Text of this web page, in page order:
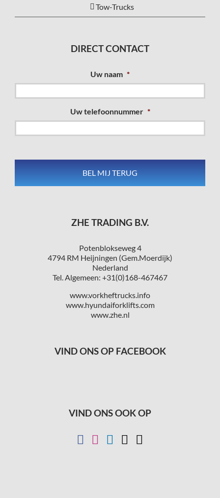
Tow-Trucks
DIRECT CONTACT
Uw naam *
Uw telefoonnummer *
ZHE TRADING B.V.
Potenblokseweg 4
4794 RM Heijningen (Gem.Moerdijk)
Nederland
Tel. Algemeen: +31(0)168-467467
www.vorkheftrucks.info
www.hyundaiforklifts.com
www.zhe.nl
VIND ONS OP FACEBOOK
VIND ONS OOK OP